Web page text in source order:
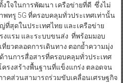
ใจในการพัฒนา เครือข่ายที่ดี ซึ่งไม่
ทรู 5G ที่ครอบคลุมทั่วประเทศเท่านั้น
ที่สุดในประเทศไทย และเครือข่าย
งแรม และระบบขนส่ง ที่พร้อมมอบ
ยวตลอดการเดินทาง ตอกย้ำความมุ่ง
านการสื่อสารที่ครอบคลุมทั่วประเทศ
รงสร้างพื้นฐานที่แข็งแกร่ง ตลอดจน
คส่วนสามารถร่วมขับเคลื่อนเศรษฐกิจ